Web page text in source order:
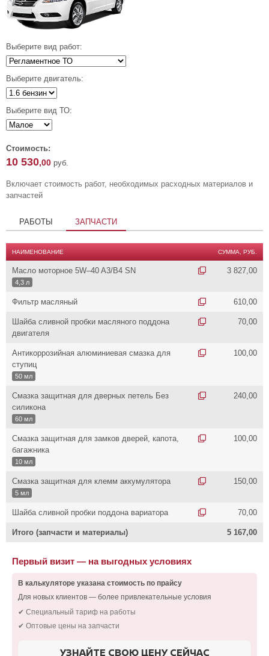
Выберите вид работ:
Выберите двигатель:
Выберите вид ТО:
Стоимость:
10 530,00 руб.
Включает стоимость работ, необходимых расходных материалов и
запчастей
РАБОТЫ ЗАПЧАСТИ
НАИМЕНОВАНИЕ СУММА, РУБ.
Масло моторное 5W–40 A3/B4 SN
4,3 л
3 827,00
Фильтр масляный 610,00
Шайба сливной пробки масляного поддона
двигателя
70,00
Антикоррозийная алюминиевая смазка для
ступиц
50 мл
100,00
Смазка защитная для дверных петель Без
силикона
60 мл
240,00
Смазка защитная для замков дверей, капота,
багажника
10 мл
100,00
Смазка защитная для клемм аккумулятора
5 мл
150,00
Шайба сливной пробки поддона вариатора 70,00
Итого (запчасти и материалы) 5 167,00
Первый визит — на выгодных условиях
В калькуляторе указана стоимость по прайсу
Для новых клиентов — более привлекательные условия
✔ Специальный тариф на работы
✔ Оптовые цены на запчасти
УЗНАЙТЕ СВОЮ ЦЕНУ СЕЙЧАС